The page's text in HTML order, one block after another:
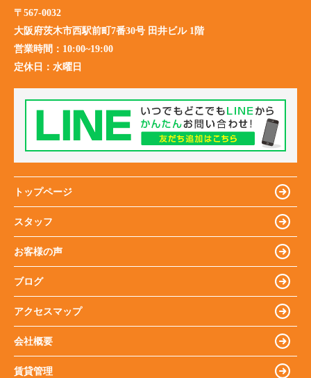
〒567-0032
大阪府茨木市西駅前町7番30号 田井ビル 1階
営業時間： 10:00~19:00
定休日： 水曜日
トップページ
スタッフ
お客様の声
ブログ
アクセスマップ
会社概要
賃貸管理